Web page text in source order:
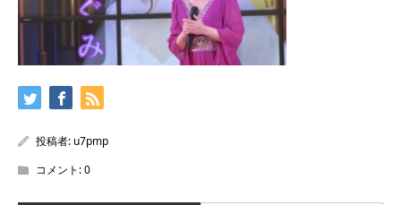
投稿者: u7pmp
コメント:0